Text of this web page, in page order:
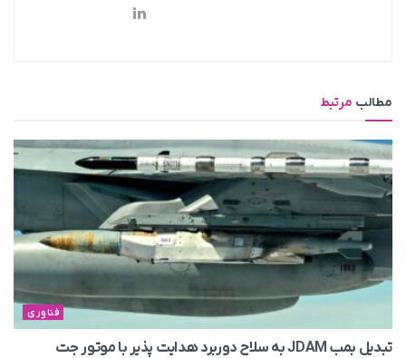
مطالب مرتبط
فناوری
تبدیل بمب JDAM به سلاح دوربرد هدایت پذیر با موتور جت